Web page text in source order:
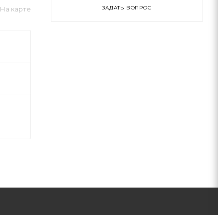
На карте ЗАДАТЬ ВОПРОС